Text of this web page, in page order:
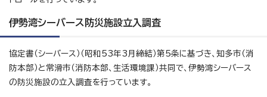
伊勢湾シーバース防災施設立入調査
協定書（シーバース）（昭和53年3月締結）第5条に基づき、知多市（消
防本部）と常滑市（消防本部、生活環境課）共同で、伊勢湾シーバース
の防災施設の立入調査を行っています。